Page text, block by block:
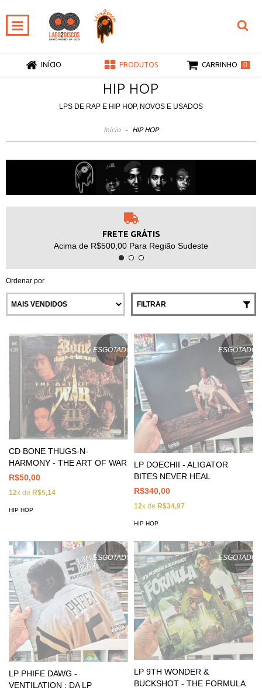
INÍCIO PRODUTOS CARRINHO 0
HIP HOP
LPS DE RAP E HIP HOP, NOVOS E USADOS
Início - HIP HOP
FRETE GRÁTIS
Acima de R$500,00 Para Região Sudeste
Ordenar por
FILTRAR
ESGOTADO
CD BONE THUGS-N-
HARMONY - THE ART OF WAR
R$50,00
12x de R$5,14
HIP HOP
ESGOTADO
LP DOECHII - ALIGATOR
BITES NEVER HEAL
R$340,00
12x de R$34,97
HIP HOP
ESGOTADO
LP PHIFE DAWG -
VENTILATION : DA LP
ESGOTADO
LP 9TH WONDER &
BUCKSHOT - THE FORMULA